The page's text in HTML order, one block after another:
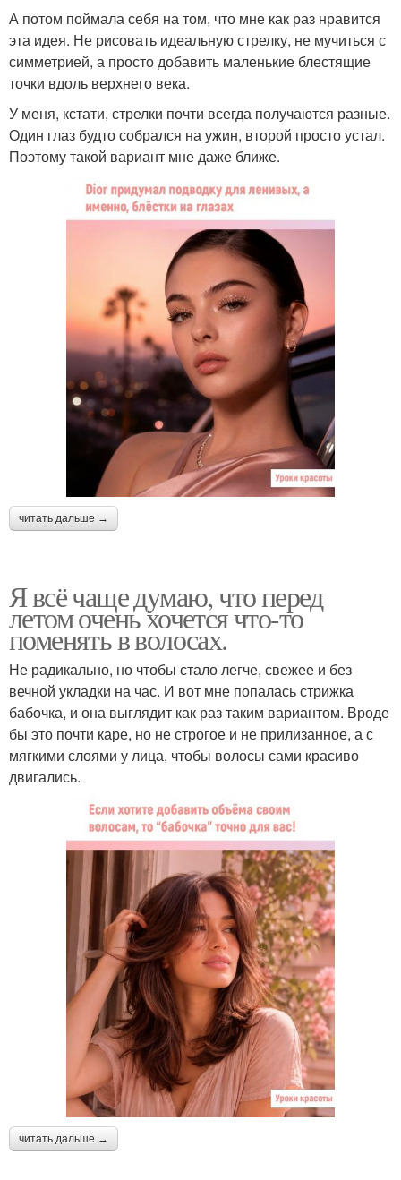
А потом поймала себя на том, что мне как раз нравится
эта идея. Не рисовать идеальную стрелку, не мучиться с
симметрией, а просто добавить маленькие блестящие
точки вдоль верхнего века.
У меня, кстати, стрелки почти всегда получаются разные.
Один глаз будто собрался на ужин, второй просто устал.
Поэтому такой вариант мне даже ближе.
читать дальше →
Я всё чаще думаю, что перед
летом очень хочется что-то
поменять в волосах.
Не радикально, но чтобы стало легче, свежее и без
вечной укладки на час. И вот мне попалась стрижка
бабочка, и она выглядит как раз таким вариантом. Вроде
бы это почти каре, но не строгое и не прилизанное, а с
мягкими слоями у лица, чтобы волосы сами красиво
двигались.
читать дальше →